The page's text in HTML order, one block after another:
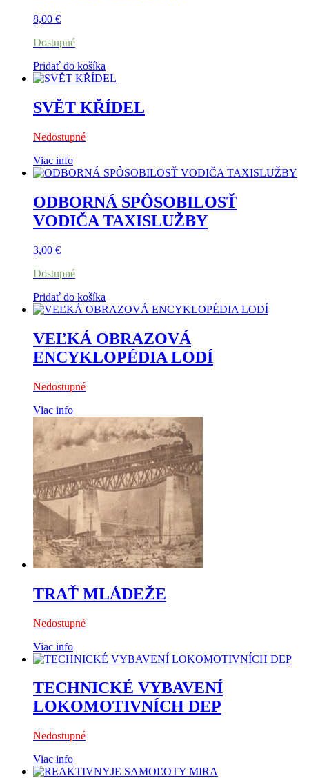
8,00 €
Dostupné
Pridať do košíka
SVĚT KŘÍDEL
Nedostupné
Viac info
ODBORNÁ SPÔSOBILOSŤ
VODIČA TAXISLUŽBY
3,00 €
Dostupné
Pridať do košíka
VEĽKÁ OBRAZOVÁ
ENCYKLOPÉDIA LODÍ
Nedostupné
Viac info
TRAŤ MLÁDEŽE
Nedostupné
Viac info
TECHNICKÉ VYBAVENÍ
LOKOMOTIVNÍCH DEP
Nedostupné
Viac info